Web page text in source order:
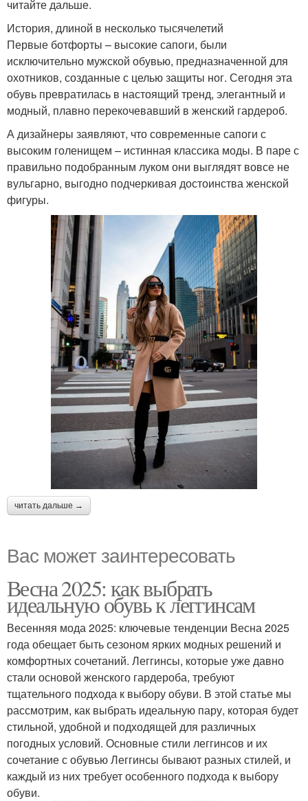
читайте дальше.
История, длиной в несколько тысячелетий
Первые ботфорты – высокие сапоги, были
исключительно мужской обувью, предназначенной для
охотников, созданные с целью защиты ног. Сегодня эта
обувь превратилась в настоящий тренд, элегантный и
модный, плавно перекочевавший в женский гардероб.
А дизайнеры заявляют, что современные сапоги с
высоким голенищем – истинная классика моды. В паре с
правильно подобранным луком они выглядят вовсе не
вульгарно, выгодно подчеркивая достоинства женской
фигуры.
читать дальше →
Вас может заинтересовать
Весна 2025: как выбрать
идеальную обувь к леггинсам
Весенняя мода 2025: ключевые тенденции Весна 2025
года обещает быть сезоном ярких модных решений и
комфортных сочетаний. Леггинсы, которые уже давно
стали основой женского гардероба, требуют
тщательного подхода к выбору обуви. В этой статье мы
рассмотрим, как выбрать идеальную пару, которая будет
стильной, удобной и подходящей для различных
погодных условий. Основные стили леггинсов и их
сочетание с обувью Леггинсы бывают разных стилей, и
каждый из них требует особенного подхода к выбору
обуви.